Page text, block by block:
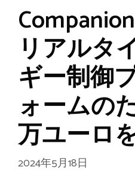
リアルタ
ギー制御
ォームの
万ユーロ
2024年5月18日